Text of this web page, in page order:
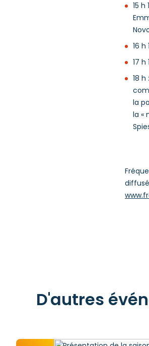
15
16
17
18
la
la «
D'autres